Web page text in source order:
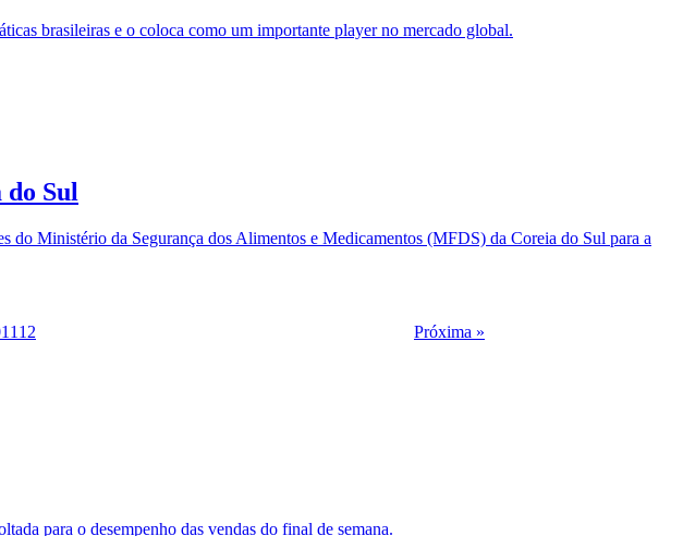
brasileiras e o coloca como um importante player no mercado global.
Sul
do Ministério da Segurança dos Alimentos e Medicamentos (MFDS) da Coreia do Sul para a
11 12 Próxima »
para o desempenho das vendas do final de semana.